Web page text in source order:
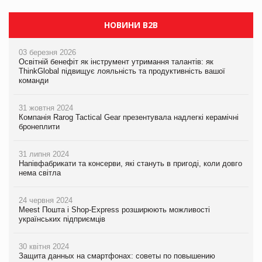
НОВИНИ B2B
03 березня 2026
Освітній бенефіт як інструмент утримання талантів: як
ThinkGlobal підвищує лояльність та продуктивність вашої
команди
31 жовтня 2024
Компанія Rarog Tactical Gear презентувала надлегкі керамічні
бронеплити
31 липня 2024
Напівфабрикати та консерви, які стануть в пригоді, коли довго
нема світла
24 червня 2024
Meest Пошта і Shop-Express розширюють можливості
українських підприємців
30 квітня 2024
Защита данных на смартфонах: советы по повышению